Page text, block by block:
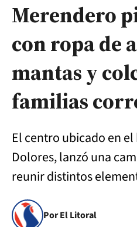
Merendero
con ropa de
mantas y
familias
El centro ubicado en
Dolores, lanzó una
reunir distintos
Por El Litoral